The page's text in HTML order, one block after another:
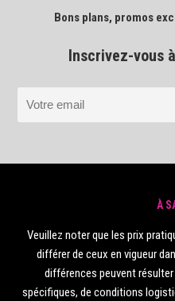
Bons plans, promos
Inscrivez-vous
À
Veuillez noter que les prix
différer de ceux en vigueur
différences peuvent
spécifiques, de conditions